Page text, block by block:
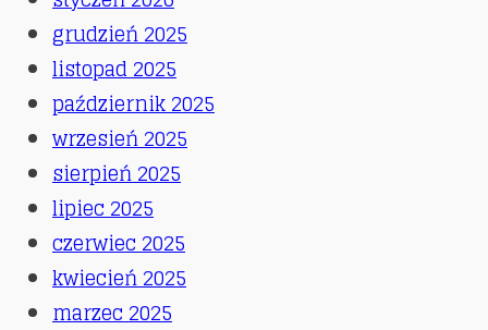
grudzień 2025
listopad 2025
październik 2025
wrzesień 2025
sierpień 2025
lipiec 2025
czerwiec 2025
kwiecień 2025
marzec 2025